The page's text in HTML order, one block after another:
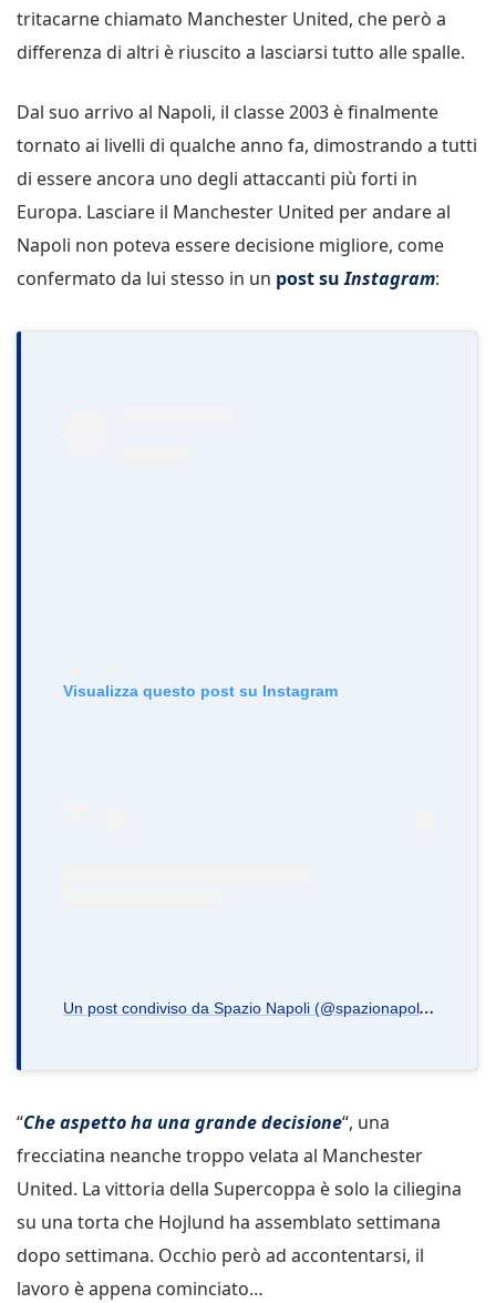
tritacarne chiamato Manchester United, che però a
differenza di altri è riuscito a lasciarsi tutto alle spalle.
Dal suo arrivo al Napoli, il classe 2003 è finalmente
tornato ai livelli di qualche anno fa, dimostrando a tutti
di essere ancora uno degli attaccanti più forti in
Europa. Lasciare il Manchester United per andare al
Napoli non poteva essere decisione migliore, come
confermato da lui stesso in un post suInstagram:
Visualizza questo post su Instagram
U
n post condiviso da Spazio Napoli (@spazionapoli.it)
“Che aspetto ha una grande decisione“, una
frecciatina neanche troppo velata al Manchester
United. La vittoria della Supercoppa è solo la ciliegina
su una torta che Hojlund ha assemblato settimana
dopo settimana. Occhio però ad accontentarsi, il
lavoro è appena cominciato…